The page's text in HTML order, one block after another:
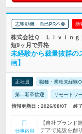
志望動機・自己PR不要 新
株式会社Ｑ Ｌｉｖｉｎｇ
短9ヶ月で昇格
未経験から裁量抜群の
画】
正社員 職種・業種未経験
第二新卒歓迎 リモートワ
情報更新日：2026/08/07 終
仕事内容
【自社ブランド
デアで施設を創